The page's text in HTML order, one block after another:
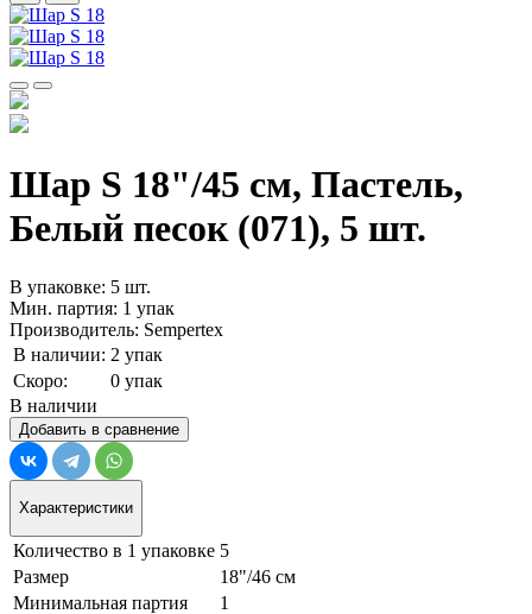
Шар S 18"/45 см, Пастель,
Белый песок (071), 5 шт.
В упаковке: 5 шт.
Мин. партия: 1 упак
Производитель: Sempertex
В наличии: 2 упак
Скоро:
0 упак
В наличии
Добавить в сравнение
Характеристики
Количество в 1 упаковке 5
Размер
18"/46 см
Минимальная партия
1